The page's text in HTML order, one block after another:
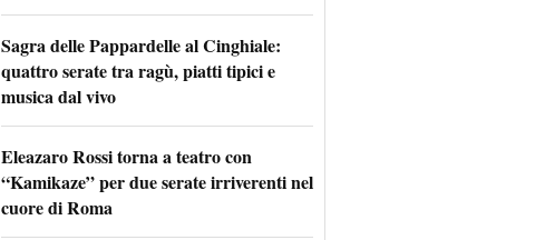
Sagra delle Pappardelle al Cinghiale:
quattro serate tra ragù, piatti tipici e
musica dal vivo
Eleazaro Rossi torna a teatro con
“Kamikaze” per due serate irriverenti nel
cuore di Roma